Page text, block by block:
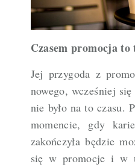
Czasem promocja
Jej przygoda z
nowego, wcześniej
nie było na to czasu.
momencie, gdy
zakończyła będzie
się w promocje i w